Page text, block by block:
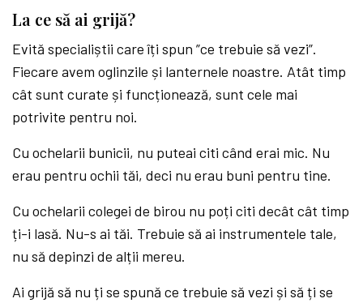
La ce să ai grijă?
Evită specialiștii care îți spun ”ce trebuie să vezi”.
Fiecare avem oglinzile și lanternele noastre. Atât timp
cât sunt curate și funcționează, sunt cele mai
potrivite pentru noi.
Cu ochelarii bunicii, nu puteai citi când erai mic. Nu
erau pentru ochii tăi, deci nu erau buni pentru tine.
Cu ochelarii colegei de birou nu poți citi decât cât timp
ți-i lasă. Nu-s ai tăi. Trebuie să ai instrumentele tale,
nu să depinzi de alții mereu.
Ai grijă să nu ți se spună ce trebuie să vezi și să ți se